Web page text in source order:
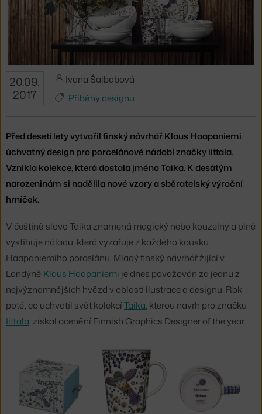
20.09.
2017
Ivana Šalbabová
Příběhy designu
Před deseti lety vytvořil finský návrhář Klaus Haapaniemi
úchvatný design pro porcelánové nádobí značky iittala.
Vznikla kolekce, která dostala jméno Taika. K desátým
narozeninám si nadělila nové vzory a sběratelský výroční
hrníček.
V češtině slovo Taika znamená magický nebo kouzelný a plně
vystihuje náladu, která vyzařuje z každého kousku
Haapaniemiho porcelánu. Mladý finský návrhář žijící v
Londýně Klaus Haapaniemi je dnes považován za jednu z
nejvýznamnějších hvězd v oblasti ilustrace a designu. Rok
poté, co uchvátil svět kolekcíTaika, kterou navrh pro značku
Iittala, získal ocenění Finnish Graphics Designer of the year.